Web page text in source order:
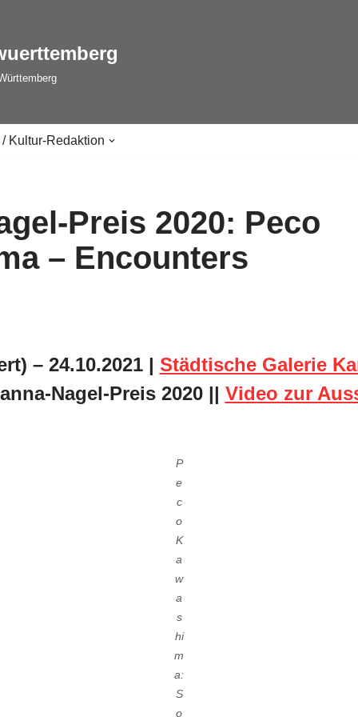
Kultur-Redaktion
Preis 2020: Peco
– Encounters
– 24.10.2021 | Städtische Galerie
Nagel-Preis 2020 || Video zur
P
e
c
o
K
a
w
a
s
hi
m
a:
S
o